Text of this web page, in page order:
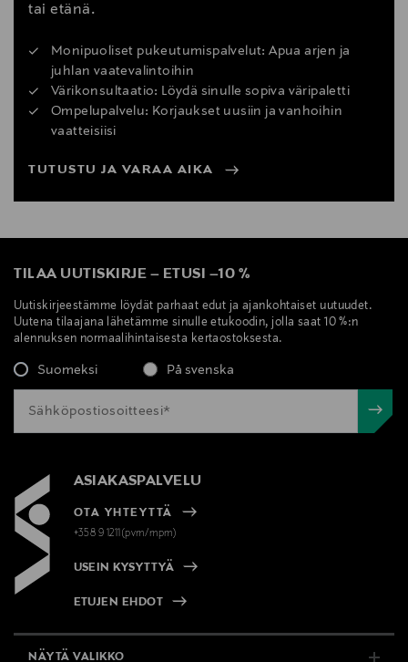
tai etänä.
Monipuoliset pukeutumispalvelut: Apua arjen ja
juhlan vaatevalintoihin
Värikonsultaatio: Löydä sinulle sopiva väripaletti
Ompelupalvelu: Korjaukset uusiin ja vanhoihin
vaatteisiisi
TUTUSTU JA VARAA AIKA
TILAA UUTISKIRJE – ETUSI –10 %
Uutiskirjeestämme löydät parhaat edut ja ajankohtaiset uutuudet.
Uutena tilaajana lähetämme sinulle etukoodin, jolla saat 10 %:n
alennuksen normaalihintaisesta kertaostoksesta.
Suomeksi På svenska
ASIAKASPALVELU
OTA YHTEYTTÄ
+358 9 1211(pvm/mpm)
USEIN KYSYTTYÄ
ETUJEN EHDOT
NÄYTÄ VALIKKO